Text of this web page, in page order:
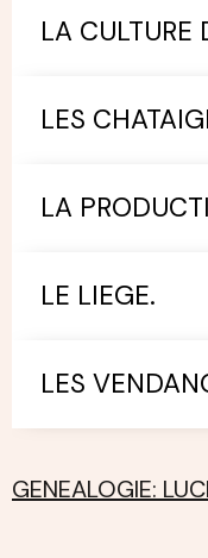
LA CULTURE
LES
LA
LE LIEGE.
LES
GENEALOGIE: